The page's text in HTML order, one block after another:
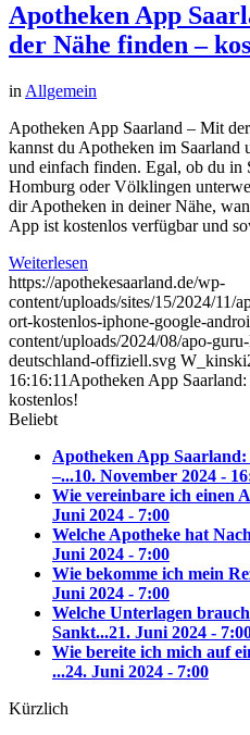
Apotheken App
der Nähe finden –
in Allgemein
Apotheken App Saarland – Mit
kannst du Apotheken im Saarland
und einfach finden. Egal, ob du in
Homburg oder Völklingen
dir Apotheken in deiner Nähe,
App ist kostenlos verfügbar und
Weiterlesen
https://apothekesaarland.de/wp-
content/uploads/sites/15/2024/11/
ort-kostenlos-iphone-google-
content/uploads/2024/08/apo-
deutschland-offiziell.svg W_kinski
16:16:11 Apotheken App
kostenlos!
Beliebt
Apotheken App
–...10. November 2024 -
Wie vereinbare ich einen
Juni 2024 - 7:00
Welche Apotheke hat
Juni 2024 - 7:00
Wie bekomme ich mein
Juni 2024 - 7:00
Welche Unterlagen
Sankt...21. Juni 2024 -
Wie bereite ich mich auf
...24. Juni 2024 - 7:00
Kürzlich